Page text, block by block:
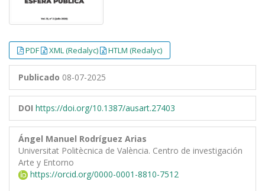
PDF XML (Redalyc) HTLM (Redalyc)
Publicado 08-07-2025
DOI https://doi.org/10.1387/ausart.27403
Ángel Manuel Rodríguez Arias
Universitat Politècnica de València. Centro de investigación
Arte y Entorno
https://orcid.org/0000-0001-8810-7512